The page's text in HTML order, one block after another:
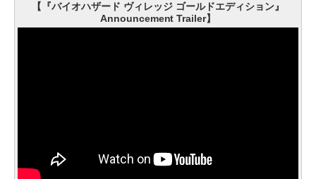
【『バイオハザード ヴィレッジ ゴールドエディション』
Announcement Trailer】